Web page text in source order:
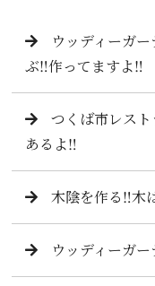
ウッディーガ
ぶ‼️作ってますよ‼️
つくば市レス
あるよ‼️
木陰を作る‼️木
ウッディーガ